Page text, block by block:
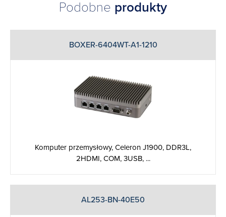
Podobne produkty
BOXER-6404WT-A1-1210
Komputer przemysłowy, Celeron J1900, DDR3L,
2HDMI, COM, 3USB, ...
AL253-BN-40E50